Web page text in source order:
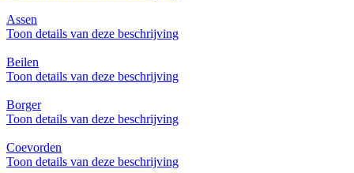
Assen
Toon details van deze beschrijving
Beilen
Toon details van deze beschrijving
Borger
Toon details van deze beschrijving
Coevorden
Toon details van deze beschrijving